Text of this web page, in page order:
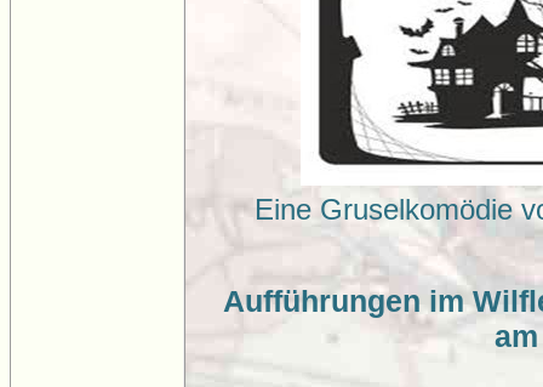
Eine Gruselkomödie
Aufführungen im
am